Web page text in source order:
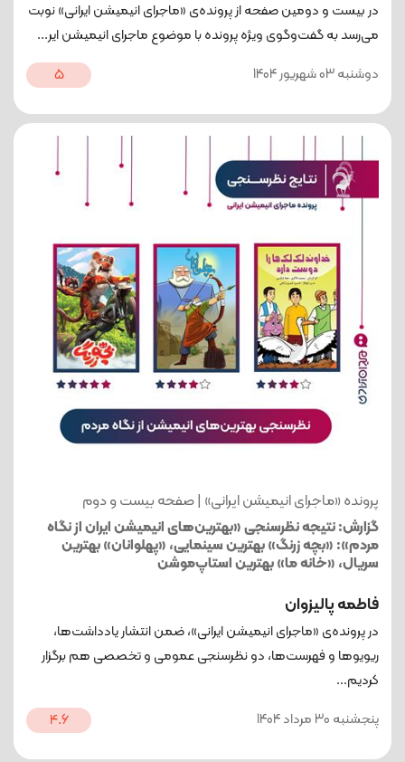
در بیست و دومین صفحه از پرونده‌ی «ماجرای انیمیشن ایرانی» نوبت
می‌رسد به گفت‌وگوی ویژه پرونده با موضوع ماجرای انیمیشن ایر...
دوشنبه 03 شهریور 1404
5
پرونده «ماجرای انیمیشن ایرانی» | صفحه بیست و دوم
گزارش: نتیجه نظرسنجی «بهترین‌های انیمیشن‌ ایران از نگاه
مردم»: «بچه زرنگ» بهترین سینمایی، «پهلوانان» بهترین
سریال، «خانه ما» بهترین استاپ‌موشن
فاطمه پالیزوان
در پرونده‌ی «ماجرای انیمیشن ایرانی»، ضمن انتشار یادداشت‌ها،
ریویوها و فهرست‌ها، دو نظرسنجی عمومی و تخصصی هم برگزار
کردیم...
پنجشنبه 30 مرداد 1404
4.6